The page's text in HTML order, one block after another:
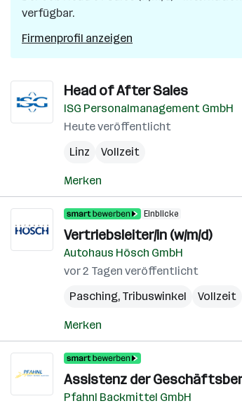
verfügbar.
Firmenprofil anzeigen
Head of After Sales
ISG Personalmanagement GmbH
Heute veröffentlicht
Linz
Vollzeit
Merken
Einblicke
Vertriebsleiter/in (w/m/d)
Autohaus Hösch GmbH
vor 2 Tagen veröffentlicht
Pasching, Tribuswinkel Vollzeit
Merken
Assistenz der
Pfahnl Backmittel GmbH